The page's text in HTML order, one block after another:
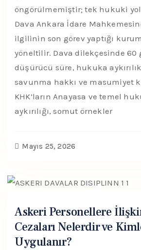
öngörülmemiştir; tek hukuki yol
Dava Ankara İdare
ilgilinin son görev yaptığı
yöneltilir. Dava dilekçesinde 60
düşürücü süre, hukuka
savunma hakkı ve masumiyet
KHK’ların Anayasa ve temel
aykırılığı, somut örnekler
Mayıs 25, 2026
Askeri Personellere
Cezaları Nelerdir ve
Uygulanır?